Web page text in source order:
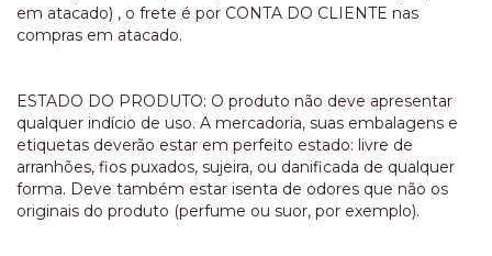
em atacado) , o frete é por CONTA DO CLIENTE nas
compras em atacado.
ESTADO DO PRODUTO: O produto não deve apresentar
qualquer indício de uso. A mercadoria, suas embalagens e
etiquetas deverão estar em perfeito estado: livre de
arranhões, fios puxados, sujeira, ou danificada de qualquer
forma. Deve também estar isenta de odores que não os
originais do produto (perfume ou suor, por exemplo).